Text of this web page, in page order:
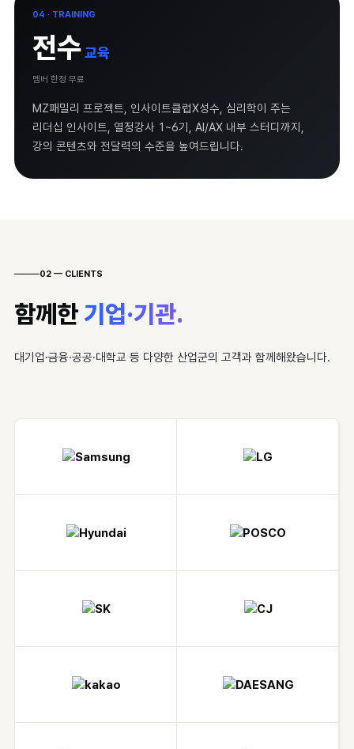
04 · TRAINING
전수교육
멤버 한정 무료
MZ패밀리 프로젝트, 인사이트클럽X성수, 심리학이 주는
리더십 인사이트, 열정강사 1~6기, AI/AX 내부 스터디까지,
강의 콘텐츠와 전달력의 수준을 높여드립니다.
02 — CLIENTS
함께한 기업·기관.
대기업·금융·공공·대학교 등 다양한 산업군의 고객과 함께해왔습니다.